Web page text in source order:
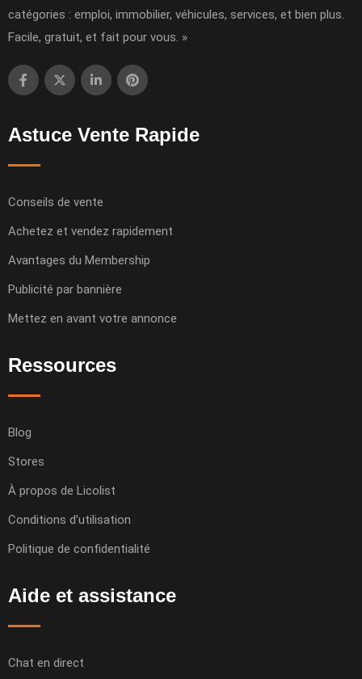
catégories : emploi, immobilier, véhicules, services, et bien plus.
Facile, gratuit, et fait pour vous. »
Astuce Vente Rapide
Conseils de vente
Achetez et vendez rapidement
Avantages du Membership
Publicité par bannière
Mettez en avant votre annonce
Ressources
Blog
Stores
À propos de Licolist
Conditions d’utilisation
Politique de confidentialité
Aide et assistance
Chat en direct